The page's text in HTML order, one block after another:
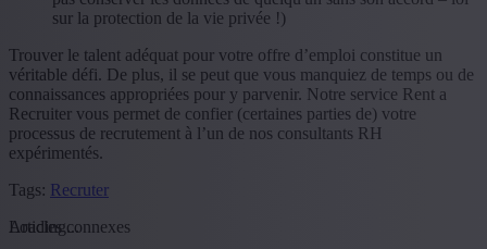
sur la protection de la vie privée !)
Trouver le talent adéquat pour votre offre d’emploi constitue un
véritable défi. De plus, il se peut que vous manquiez de temps ou de
connaissances appropriées pour y parvenir. Notre service Rent a
Recruiter vous permet de confier (certaines parties de) votre
processus de recrutement à l’un de nos consultants RH
expérimentés.
Tags: Recruter
Loading...
Articles connexes